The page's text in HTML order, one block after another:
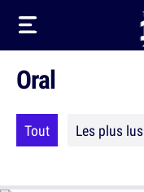
Oral
Tout Les plus lus